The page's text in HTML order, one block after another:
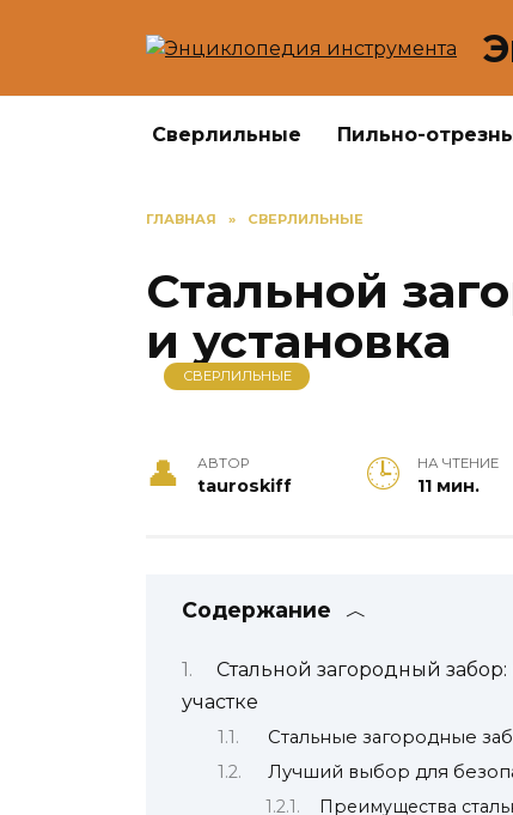
Сверлильные Пильно-
ГЛАВНАЯ » СВЕРЛИЛЬНЫЕ
Стальной
и установка
СВЕРЛИЛЬНЫЕ
АВТОР
tauroskiff
НА ЧТЕНИЕ
11 мин.
Содержание
Стальной загородный
участке
Стальные загородные
Лучший выбор для
Преимущества